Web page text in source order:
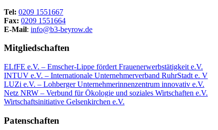
Tel: 0209 1551667
Fax: 0209 1551664
E-Mail: info@b3-beyrow.de
Mitgliedschaften
ELfFE e.V. – Emscher-Lippe fördert Frauenerwerbstätigkeit e.V.
INTUV e.V. – Internationale Unternehmerverband RuhrStadt e. V
LUZi e.V. – Lohberger Unternehmerinnenzentrum innovativ e.V.
Netz NRW – Verbund für Ökologie und soziales Wirtschaften e.V.
Wirtschaftsinitiative Gelsenkirchen e.V.
Patenschaften